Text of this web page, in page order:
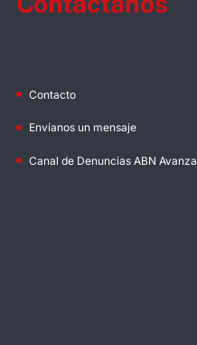
Contacto
Envíanos un mensaje
Canal de Denuncias ABN Avanza